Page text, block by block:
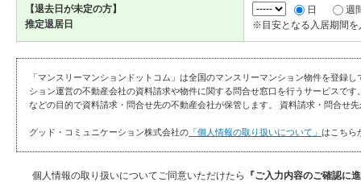
【退去日が未定の方】
推定退居日
日
週
※目安となる入居期間を
「マンスリーマンションドットコム」は全国のマンスリーマンション物件を登録
ション運営の不動産会社の資料請求や物件に関する問合せ窓口を行うサービスで
などの目的で資料請求・問合せ先の不動産会社が保管します。 資料請求・問合せ
グッド・コミュニケーション株式会社の 「個人情報の取り扱いについて」 はこちら
個人情報の取り扱いについてご同意いただけたら 『ご入力内容のご確認に